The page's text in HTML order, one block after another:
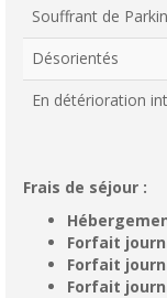
Souffrant de
Désorientés
En détérioration
Frais de séjour :
Forfait
Forfait
Forfait